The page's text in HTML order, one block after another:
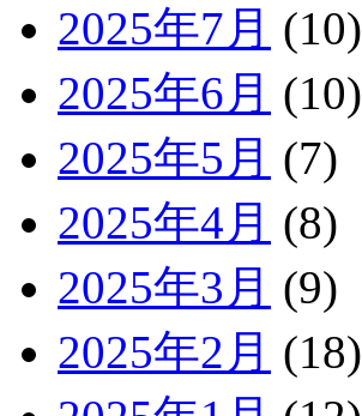
2025年7月 (10)
2025年6月 (10)
2025年5月 (7)
2025年4月 (8)
2025年3月 (9)
2025年2月 (18)